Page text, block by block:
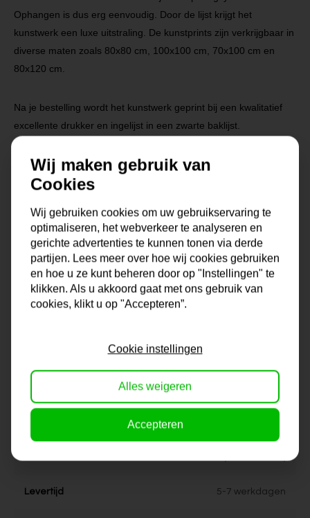
Ophangen is dus erg eenvoudig. Door de lijst krijgt het
kunstwerk een luxe uitstraling. De kunstprints zijn verkrijgbaar in
diverse maten zoals 80x80 cm, 100x100 cm, 70x100 cm en
80x120 cm.
Na je bestelling wordt het kunstwerk geprint bij een kwalitatief
excellente drukker en ingelijst in een zwarte baklijst.
Specificaties
Maat 0x0x0 cm
Korte omschrijving
Fotokunst geprint op dibond
urban, pop-art, industrieel
Levertijd 5-7 werkdagen
Wij maken gebruik van
Cookies
Wij gebruiken cookies om uw gebruikservaring te
optimaliseren, het webverkeer te analyseren en
gerichte advertenties te kunnen tonen via derde
partijen. Lees meer over hoe wij cookies gebruiken
en hoe u ze kunt beheren door op "Instellingen" te
klikken. Als u akkoord gaat met ons gebruik van
cookies, klikt u op "Accepteren”.
Cookie instellingen
Alles weigeren
Accepteren